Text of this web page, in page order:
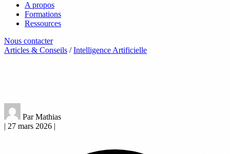
A propos
Formations
Ressources
Nous contacter
Articles & Conseils / Intelligence Artificielle
Par Mathias
| 27 mars 2026 |